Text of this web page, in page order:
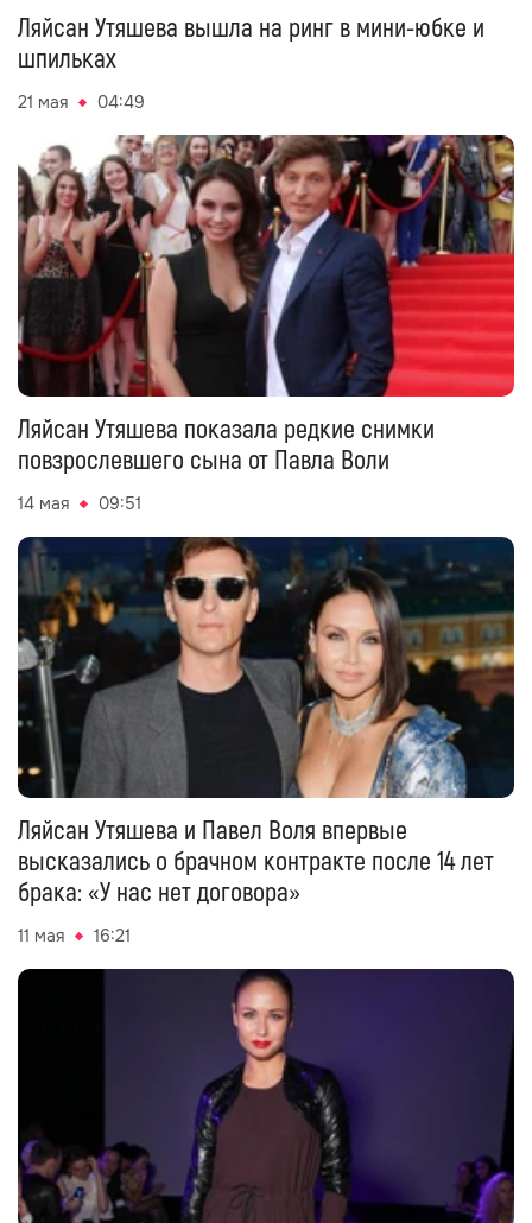
Ляйсан Утяшева вышла на ринг в мини-юбке и
шпильках
21 мая 04:49
Ляйсан Утяшева показала редкие снимки
повзрослевшего сына от Павла Воли
14 мая 09:51
Ляйсан Утяшева и Павел Воля впервые
высказались о брачном контракте после 14 лет
брака: «У нас нет договора»
11 мая 16:21